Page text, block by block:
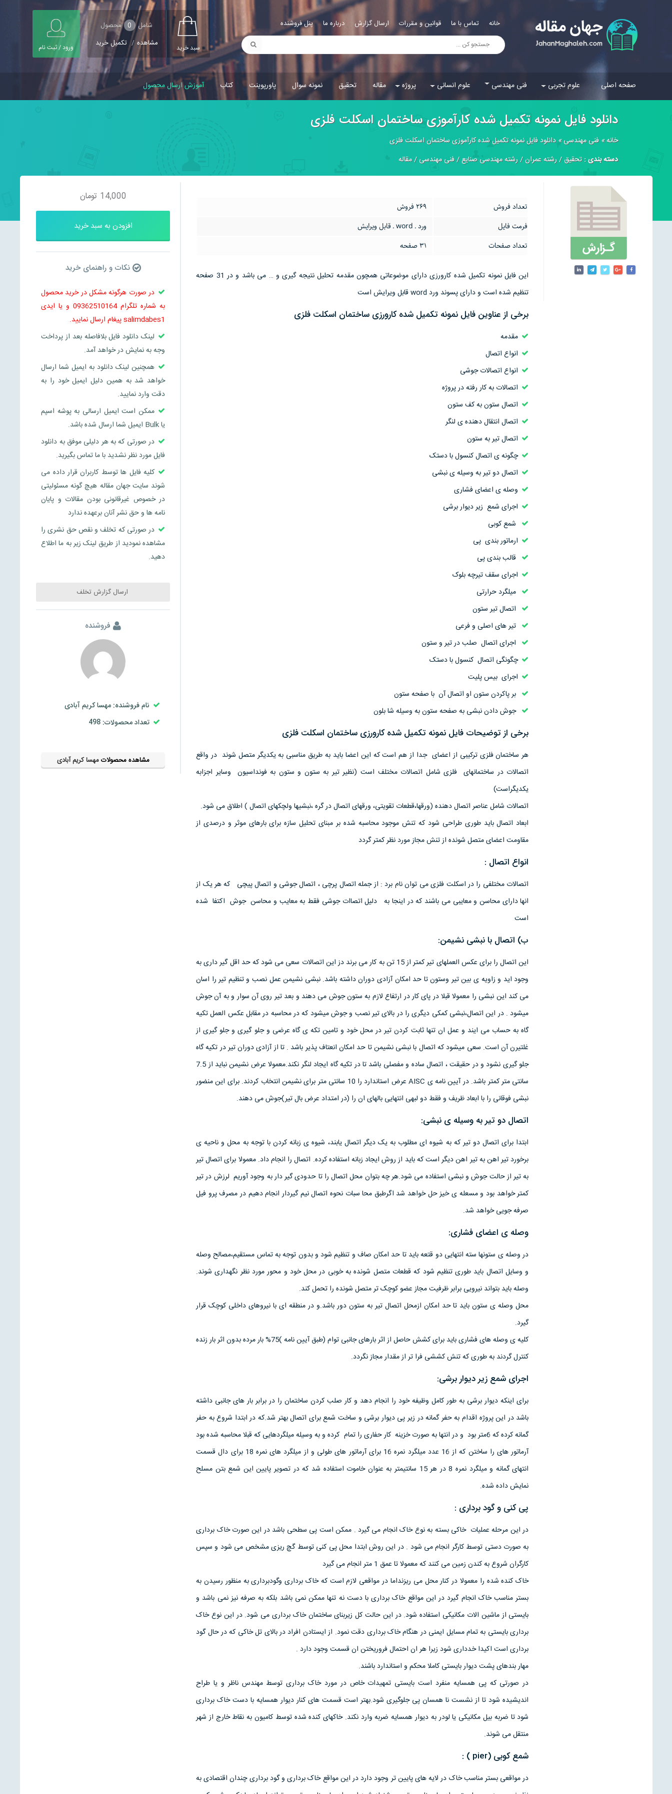
خانه تماس با ما قوانین و مقررات ارسال گزارش درباره ما پنل فروشنده
سبد خرید
شامل 0 محصول
مشاهده / تکمیل خرید ورود / ثبت نام
صفحه اصلی علوم تجربی فنی مهندسی علوم انسانی پروژه مقاله تحقیق نمونه سوال پاورپوینت کتاب آموزش ارسال محصول
دانلود فایل نمونه تکمیل شده کارآموزی ساختمان اسکلت فلزی
خانه» فنی مهندسی» دانلود فایل نمونه تکمیل شده کارآموزی ساختمان اسکلت فلزی
دسته بندی :تحقیق/رشته عمران/رشته مهندسی صنایع/فنی مهندسی/مقاله
تعداد فروش
269 فروش
فرمت فایل
ورد ـ word ـ قابل ویرایش
تعداد صفحات
31 صفحه
این فایل نمونه تکمیل شده کارورزی دارای موضوعاتی همچون مقدمه تحلیل نتیجه گیری و … می باشد و در 31 صفحه
تنظیم شده است و دارای پسوند ورد word قابل ویرایش است
برخی از عناوین فایل نمونه تکمیل شده کارورزی ساختمان اسکلت فلزی
مقدمه
انواع اتصال
انواع اتصالات جوشی
اتصالات به کار رفته در پروژه
اتصال ستون به کف ستون
اتصال انتقال دهنده ی لنگر
اتصال تیر به ستون
چگونه ی اتصال کنسول با دستک
اتصال دو تیر به وسیله ی نبشی
وصله ی اعضای فشاری
اجرای شمع زیر دیوار برشی
شمع کوبی
ارماتور بندی پی
قالب بندی پی
اجرای سقف تیرچه بلوک
میلگرد حرارتی
اتصال تیر ستون
تیر های اصلی و فرعی
اجرای اتصال صلب در تیر و ستون
چگونگی اتصال کنسول با دستک
اجرای بیس پلیت
بر پاکردن ستون او اتصال آن با صفحه ستون
جوش دادن نبشی به صفحه ستون به وسیله شا بلون
برخی از توضیحات فایل نمونه تکمیل شده کارورزی ساختمان اسکلت فلزی
هر ساختمان فلزی ترکیبی از اعضای جدا از هم است که این اعضا باید به طریق مناسبی به یکدیگر متصل شوند در واقع
اتصالات در ساختمانهای فلزی شامل اتصالات مختلف است (نظیر تیر به ستون و ستون به فونداسیون وسایر اجزابه
یکدیگراست)
اتصالات شامل عناصر اتصال دهنده (ورقها،قطعات تقویتی، ورقهای اتصال در گره ،نبشیها ولچکهای اتصال ) اطلاق می شود.
ابعاد اتصال باید طوری طراحی شود که تنش موجود محاسبه شده بر مبنای تحلیل سازه برای بارهای موثر و درصدی از
مقاومت اعضای متصل شونده از تنش مجاز مورد نظر کمتر گردد
انواع اتصال :
اتصالات مختلفی را در اسکلت فلزی می توان نام برد : از جمله اتصال پرچی ، اتصال جوشی و اتصال پیچی که هر یک از
انها دارای محاسن و معایبی می باشند که در اینجا به دلیل اتصاات جوشی فقط به معایب و محاسن جوش اکتفا شده
است
ب) اتصال با نبشی نشیمن:
این اتصال را برای عکس العملهای تیر کمتر از 15 تن به کار می برند دز این اتصالات سعی می شود که حد اقل گیر داری به
وجود اید و زاویه ی بین تیر وستون تا حد امکان آزادی دوران داشته باشد. نبشی نشیمن عمل نصب و تنظیم تیر را اسان
می کند این نبشی را معمولا قبلا در پای کار در ارتفاع لازم به ستون جوش می دهند و بعد تیر روی آن سوار و به آن جوش
میشود . در این اتصال،نبشی کمکی دیگری را در بالای تیر نصب و جوش میشود که در محاسبه در مقابل عکس العمل تکیه
گاه به حساب می ایند و عمل ان تنها ثابت کردن تیر در محل خود و تامین تکه ی گاه عرضی و جلو گیری و جلو گیری از
غلتیرن آن است. سعی میشود که اتصال با نبشی نشیمن تا حد امکان انعتاف پذیر باشد . تا از آزادی دوران تیر در تکیه گاه
جلو گیری نشود و در حقیقت ، اتصال ساده و مفصلی باشد تا در تکیه گاه ایجاد لنگر نکند.معمولا عرض نشیمن نباید از 7.5
سانتی متر کمتر باشد. در آیین نامه ی AISC عرض استاندارد را 10 سانتی متر برای نشیمن انتخاب کردند. برای این منضور
نبشی فوقانی را با ابعاد ظریف و فقط دو لبهی انتهایی بالهای ان را (در امتداد عرض بال تیر)جوش می دهند.
اتصال دو تیر به وسیله ی نبشی:
ابتدا برای اتصال دو تیر که به شیوه ای مطلوب به یک دیگر اتصال یابند، شیوه ی زبانه کردن با توجه به محل و ناحیه ی
برخورد تیر اهن به تیر اهن دیگر است که باید از روش ایجاد زبانه استفاده کرده. اتصال را انجام داد. معمولا برای اتصال تیر
به تیر از حالت جوش و نبشی استفاده می شود.هر چه بتوان محل اتصال را تا حدودی گیر دار به وجود آوریم لرزش در تیر
کمتر خواهد بود و مسعله ی خیز حل خواهد شد اگرطبق محا سبات نحوه اتصال نیم گیردار انجام دهیم در مصرف پرو فیل
صرفه جویی خواهد شد.
وصله ی اعضای فشاری:
در وصله ی ستونها سته انتهایی دو قتعه باید تا حد امکان صاف و تنظیم شود و بدون توجه به تماس مستقیم،مصالح وصله
و وسایل اتصال باید طوری تنظیم شود که قطعات متصل شونده به خوبی در محل خود و محور مورد نظر نگهداری شوند.
وصله باید بتواند نیرویی برابر ظرفیت مجاز عضو کوچک تر متصل شونده را تحمل کند.
محل وصله ی ستون باید تا حد امکان ازمحل اتصال تیر به ستون دور باشد.و در منطقه ای با نیروهای داخلی کوچک قرار
گیرد.
کلیه ی وصله های فشاری باید برای کشش حاصل از اثر بارهای جانبی توام (طبق آیین نامه )75% بار مرده بدون اثر بار زنده
کنترل گردند به طوری که تنش کششی فرا تر از مقدار مجاز نگردد.
اجرای شمع زیر دیوار برشی:
برای اینکه دیوار برشی به طور کامل وظیفه خود را انجام دهد و کار صلب کردن ساختمان را در برابر بار های جانبی داشته
باشد در این پروژه اقدام به حفر گمانه در زیر پی دیوار برشی و ساخت شمع برای اتصال بهتر شد.که در ابتدا شروع به حفر
گمانه کرده که 6متر بود و در انتها به صورت خزینه کار حفاری را تمام کرده و به وسیله میلگردهایی که قبلا محاسبه شده بود
آرماتور های را ساختن که از 16 عدد میلگرد نمره 16 برای آرماتور های طولی و از میلگرد های نمره 18 برای دال قسمت
انتهای گمانه و میلگرد نمره 8 در هر 15 سانتیمتر به عنوان خاموت استفاده شد که در تصویر پایین این شمع بتن مسلح
نمایش داده شده.
پی کنی و گود برداری :
در این مرحله عملیات خاکی بسته به نوع خاک انجام می گیرد . ممکن است پی سطحی باشد در این صورت خاک برداری
به صورت دستی توسط کارگر انجام می شود . در این روش ابتدا محل پی کنی توسط گچ ریزی مشخص می شود و سپس
کارگران شروع به کندن زمین می کنند که معمولا تا عمق 1 متر انجام می گیرد
خاک کنده شده را معمولا در کنار محل می ریزنداما در مواقعی لازم است که خاک برداری وگودبرداری به منظور رسیدن به
بستر مناسب خاک انجام گیرد در این مواقع خاک برداری با دست نه تنها ممکن نمی باشد بلکه به صرفه نیز نمی باشد و
بایستی از ماشین الات مکانیکی استفاده شود. در این حالت کل زیربنای ساختمان خاک برداری می شود. در این نوع خاک
برداری بایستی به تمام مسایل ایمنی در هنگام خاک برداری دقت نمود. از ایستادن افراد در بالای تل خاکی که در حال گود
برداری است اکیدا خدداری شود زیرا هر ان احتمال فروریختن ان قسمت وجود دارد .
مهار بندهای پشت دیوار بایستی کاملا محکم و استاندارد باشند.
در صورتی که پی همسایه منفرد است بایستی تمهیدات خاص در مورد خاک برداری توسط مهندس ناظر و یا طراح
اندیشیده شود تا از نشست نا همسان پی جلوگیری شود.بهتر است قسمت های کنار دیوار همسایه با دست خاک برداری
شود تا ضربه بیل مکانیکی یا لودر به دیوار همسایه ضربه وارد نکند. خاکهای کنده شده توسط کامیون به نقاط خارج از شهر
منتقل می شوند.
شمع کوبی (pier ) :
در مواقعی بستر مناسب خاک در لایه های پایین تر وجود دارد در این مواقع خاک برداری و گود برداری چندان اقتصادی به
14,000 تومان
افزودن به سبد خرید
نکات و راهنمای خرید
در صورت هرگونه مشکل در خرید محصول
به شماره تلگرام 09362510164 و یا ایدی
salimdabes1 پیغام ارسال نمایید.
لینک دانلود فایل بلافاصله بعد از پرداخت
وجه به نمایش در خواهد آمد.
همچنین لینک دانلود به ایمیل شما ارسال
خواهد شد به همین دلیل ایمیل خود را به
دقت وارد نمایید.
ممکن است ایمیل ارسالی به پوشه اسپم
یا Bulk ایمیل شما ارسال شده باشد.
در صورتی که به هر دلیلی موفق به دانلود
فایل مورد نظر نشدید با ما تماس بگیرید.
کلیه فایل ها توسط کاربران قرار داده می
شوند سایت جهان مقاله هیچ گونه مسئولیتی
در خصوص غیرقانونی بودن مقالات و پایان
نامه ها و حق نشر آنان برعهده ندارد
در صورتی که تخلف و نقص حق نشری را
مشاهده نمودید از طریق لینک زیر به ما اطلاع
دهید.
ارسال گزارش تخلف
فروشنده
نام فروشنده: مهسا کریم آبادی
تعداد محصولات: 498
مشاهده محصولاتمهسا کریم آبادی